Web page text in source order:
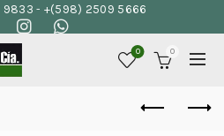
9833 - +(598) 2509 5666
0 0